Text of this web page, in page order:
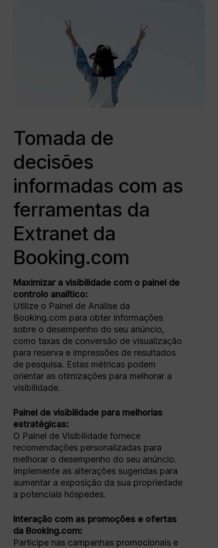
Tomada de
decisões
informadas com as
ferramentas da
Extranet da
Booking.com
Maximizar a visibilidade com o painel de
controlo analítico:
Utilize o Painel de Análise da
Booking.com para obter informações
sobre o desempenho do seu anúncio,
como taxas de conversão de visualização
para reserva e impressões de resultados
de pesquisa. Estas métricas podem
orientar as otimizações para melhorar a
visibilidade.
Painel de visibilidade para melhorias
estratégicas:
O Painel de Visibilidade fornece
recomendações personalizadas para
melhorar o desempenho do seu anúncio.
Implemente as alterações sugeridas para
aumentar a exposição da sua propriedade
a potenciais hóspedes.
Interação com as promoções e ofertas
da Booking.com:
Participe nas campanhas promocionais e